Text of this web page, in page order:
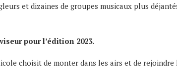
et dizaines de groupes musicaux plus
pour l’édition 2023.
choisit de monter dans les airs et de rejoindre